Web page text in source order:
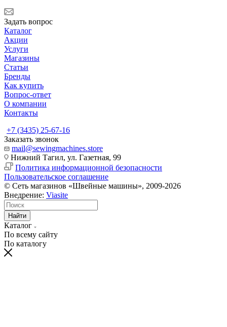
Задать вопрос
Каталог
Акции
Услуги
Магазины
Статьи
Бренды
Как купить
Вопрос-ответ
О компании
Контакты
+7 (3435) 25-67-16
Заказать звонок
mail@sewingmachines.store
Нижний Тагил, ул. Газетная, 99
Политика информационной безопасности
Пользовательское соглашение
© Сеть магазинов «Швейные машины», 2009-2026
Внедрение: Viasite
Найти
Каталог
По всему сайту
По каталогу